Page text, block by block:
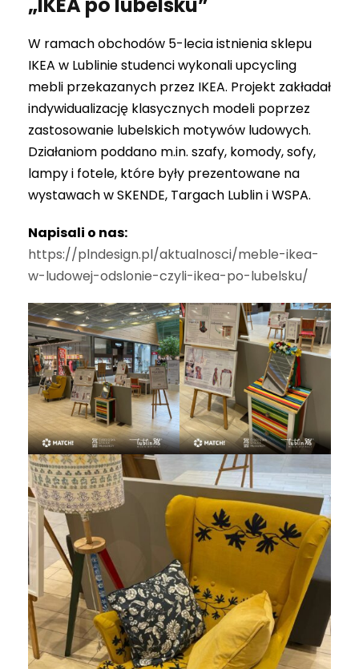
W ramach obchodów 5-lecia istnienia sklepu
IKEA w Lublinie studenci wykonali upcycling
mebli przekazanych przez IKEA. Projekt zakładał
indywidualizację klasycznych modeli poprzez
zastosowanie lubelskich motywów ludowych.
Działaniom poddano m.in. szafy, komody, sofy,
lampy i fotele, które były prezentowane na
wystawach w SKENDE, Targach Lublin i WSPA.
Napisali o nas:
https://plndesign.pl/aktualnosci/meble-ikea-
w-ludowej-odslonie-czyli-ikea-po-lubelsku/